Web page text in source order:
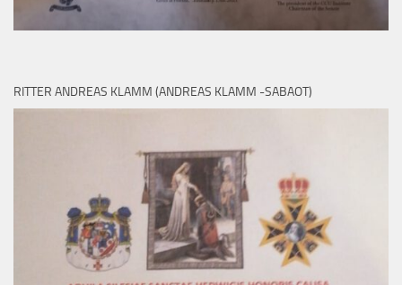
RITTER ANDREAS KLAMM (ANDREAS KLAMM -SABAOT)